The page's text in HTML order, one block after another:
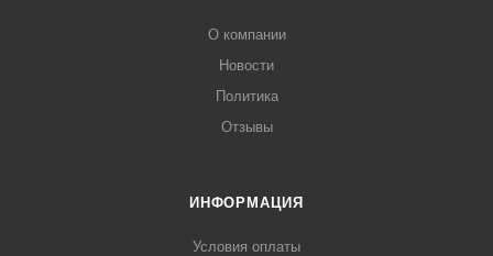
О компании
Новости
Политика
Отзывы
ИНФОРМАЦИЯ
Условия оплаты